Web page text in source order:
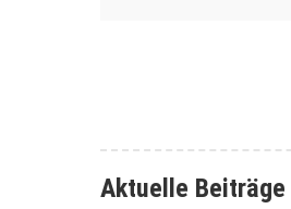
Aktuelle Beiträge